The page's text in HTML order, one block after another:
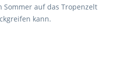
Sommer auf das Tropenzelt
kann.